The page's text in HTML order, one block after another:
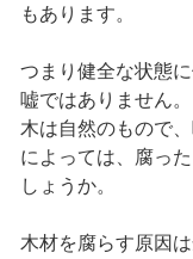
もあります。
つまり健全な状態
嘘ではありません。
木は自然のもので
によっては、腐っ
しょうか。
木材を腐らす原因